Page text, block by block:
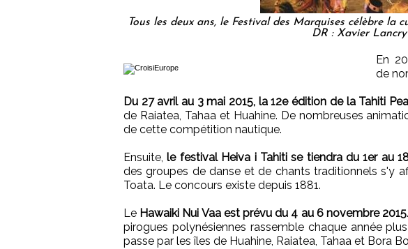
Tous les deux ans, le Festival des Marquises célèbre la
DR : Xavier Lancry
En
de
Du 27 avril au 3 mai 2015, la 12e édition de la Tahiti
de Raiatea, Tahaa et Huahine. De nombreuses
de cette compétition nautique.
Ensuite,le festival Heiva i Tahiti se tiendra du 1er au
des groupes de danse et de chants traditionnels s'y
Toata. Le concours existe depuis 1881.
Le Hawaiki Nui Vaa est prévu du 4 au 6 novembre 2015
pirogues polynésiennes rassemble chaque année
passe par les îles de Huahine, Raiatea, Tahaa et Bora